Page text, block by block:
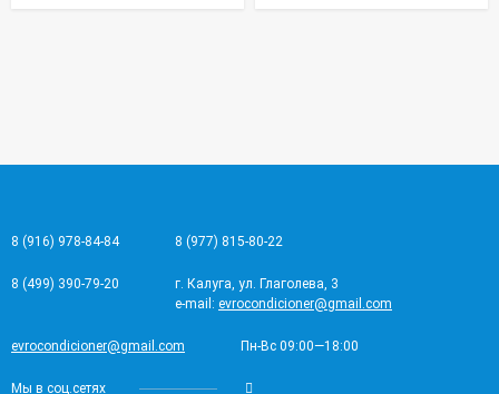
8 (916) 978-84-84 8 (977) 815-80-22
8 (499) 390-79-20
г. Калуга, ул. Глаголева, 3
e-mail: evrocondicioner@gmail.com
evrocondicioner@gmail.com Пн-Вс 09:00—18:00
Мы в соц.сетях